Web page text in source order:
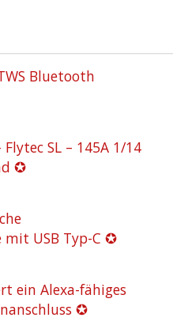
Bluetooth
SL – 145A 1/14
✪
mit USB Typ-C ✪
ein Alexa-fähiges
✪